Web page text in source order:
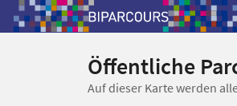
Öffentliche
Auf dieser Karte werden